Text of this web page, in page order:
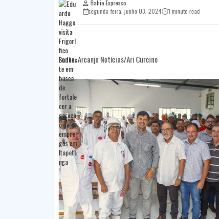
Bahia Expresso
segunda-feira, junho 03, 2024
1 minute read
Fonte: Arcanjo Notícias/Ari Curcino